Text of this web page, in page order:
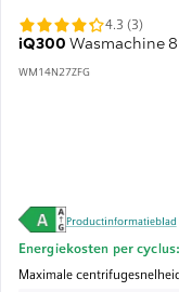
iQ300 Wasmachine
WM14N27ZFG
4.3 (3)
Productinformatieblad
Energiekosten per
Maximale centrifugesnelheid